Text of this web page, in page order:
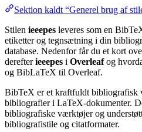
Sektion kaldt “Generel brug af
Stilen ieeepes leveres som en
etiketter og tegnsætning i din
database. Nedenfor får du et kort
derefterieeepes i Overleafog
og BibLaTeX til Overleaf.
BibTeX er et kraftfuldt bibliografisk
bibliografier i LaTeX-dokumenter.
bibliografiske værktøjer og
bibliografistile og citatformater.